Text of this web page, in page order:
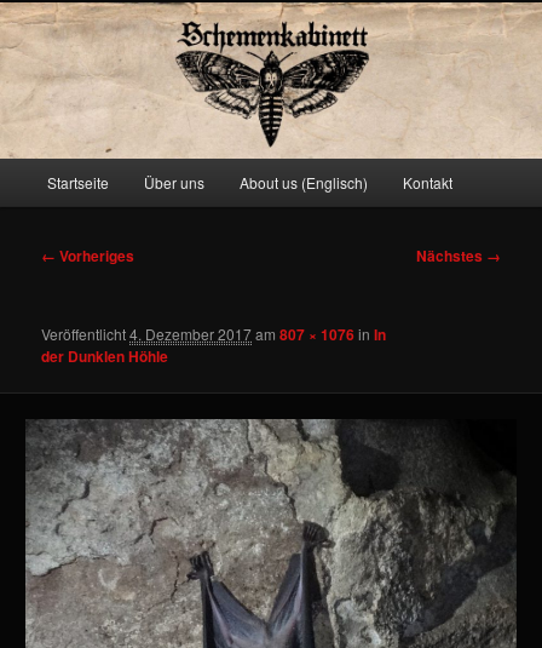
Schemenkabinett
Zum
springen
Startseite Über uns About us (Englisch) Kontakt
Bilder-
← Vorheriges Nächstes →
Veröffentlicht4. Dezember 2017am807 × 1076inIn
der Dunklen Höhle